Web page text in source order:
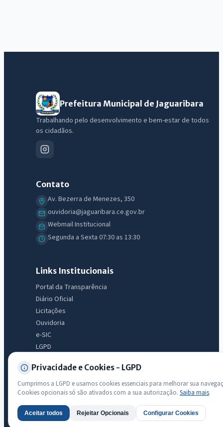
Prefeitura Municipal de Jaguaribara
Trabalhando pelo desenvolvimento e bem-estar de todos
os cidadãos.
Contato
Av. Bezerra de Menezes, 350
ouvidoria@jaguaribara.ce.gov.br
Webmail Institucional
Segunda a Sexta 07:30 as 13:30
Links Institucionais
Portal da Transparência
Diário Oficial
Licitações
Ouvidoria
e-SIC
LGPD
Acessibilidade
Radar da Transparência Pública
Privacidade e Cookies - LGPD
Cumprimos a LGPD e usamos cookies essenciais para melhorar sua
Cookies opcionais só são ativados com a sua autorização. Saiba mais.
Aceitar todos Rejeitar Opcionais Configurar Cookies
IntGest AI
Olá. Pergunte sobre serviços, notícias, legislação, Diário Oficial,
licitações, estrutura ou transparência do município.
Licitações abertas Carta de serviços